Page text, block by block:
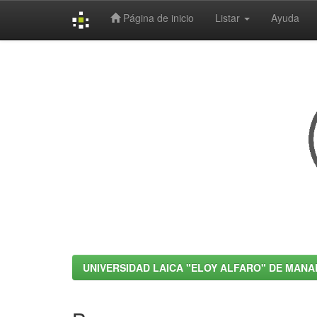
Página de inicio Listar Ayuda
UNIVERSIDAD LAICA "ELOY ALFARO" DE